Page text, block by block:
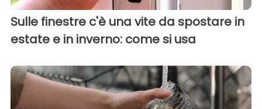
Sulle finestre c'è una vite da spostare in
estate e in inverno: come si usa